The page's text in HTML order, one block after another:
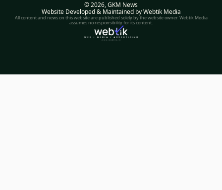
© 2026,GKM News
Website Developed & Maintained by Webtik Media
All content and news on this website are published solely by the website owner. Webtik Media
assumes no responsibility for its content.